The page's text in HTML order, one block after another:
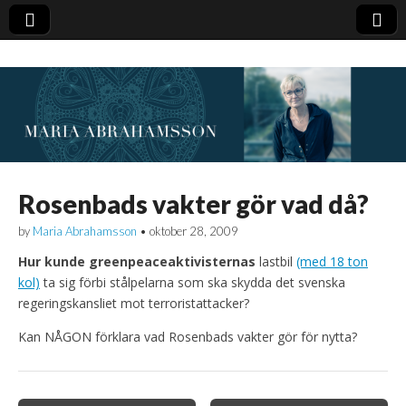
Rosenbads vakter gör vad då?
by Maria Abrahamsson • oktober 28, 2009
Hur kunde greenpeaceaktivisternas lastbil (med 18 ton
kol) ta sig förbi stålpelarna som ska skydda det svenska
regeringskansliet mot terroristattacker?
Kan NÅGON förklara vad Rosenbads vakter gör för nytta?